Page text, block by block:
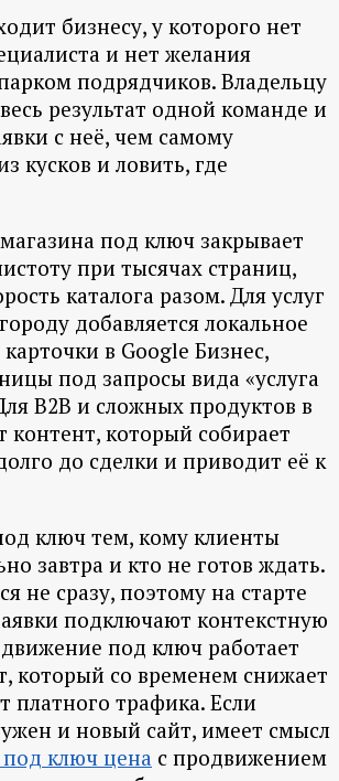
бизнесу, у которого нет
и нет желания
подрядчиков. Владельцу
результат одной команде и
с неё, чем самому
кусков и ловить, где
под ключ закрывает
при тысячах страниц,
каталога разом. Для услуг
добавляется локальное
в Google Бизнес,
под запросы вида «услуга
B2B и сложных продуктов в
контент, который собирает
до сделки и приводит её к
ключ тем, кому клиенты
завтра и кто не готов ждать.
не сразу, поэтому на старте
подключают контекстную
под ключ работает
который со временем снижает
платного трафика. Если
и новый сайт, имеет смысл
под ключ цена с продвижением